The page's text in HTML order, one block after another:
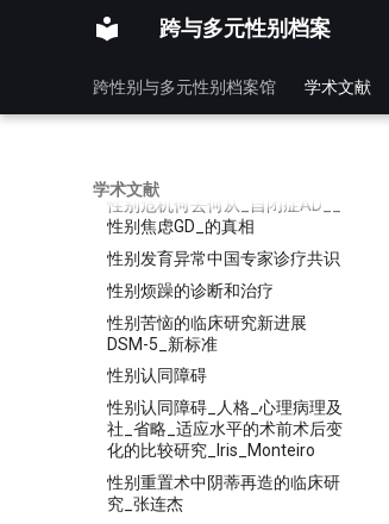
跨与多元性别档案
跨性别与多元性别档案馆 学术文献
学术文献
心理实践指南_跨性别与性别多
急性氯化钡中毒致恶性心律失
性别危机何去何从_自闭症AD__
性别焦虑GD_的真相
性别发育异常中国专家诊疗共识
性别烦躁的诊断和治疗
性别苦恼的临床研究新进展
DSM-5_新标准
性别认同障碍
性别认同障碍_人格_心理病理及
社_省略_适应水平的术前术后变
化的比较研究_Iris_Monteiro
性别重置术中阴蒂再造的临床研
究_张连杰